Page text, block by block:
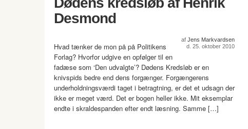
Desmond
af Jens Markvardsen
d. 25. oktober 2010
Hvad tænker de mon på på Politikens
Forlag? Hvorfor udgive en opfølger til en
fadæse som ‘Den udvalgte’? Dødens Kredsløb er en
knivspids bedre end dens forgænger. Forgængerens
underholdningsværdi taget i betragtning, er det et udsagn der
ikke er meget værd. Det er bogen heller ikke. Mit eksemplar
endte i skraldespanden efter endt læsning. Samme […]